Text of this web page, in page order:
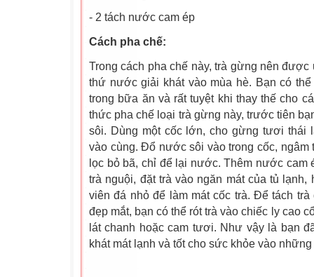
- 2 tách nước cam ép
Cách pha chế:
Trong cách pha chế này, trà gừng nên
thứ nước giải khát vào mùa hè. Bạn có
trong bữa ăn và rất tuyệt khi thay thế cho
thức pha chế loại trà gừng này, trước tiên
sôi. Dùng một cốc lớn, cho gừng tươi thái
vào cùng. Đổ nước sôi vào trong cốc, ngâm
lọc bỏ bã, chỉ để lại nước. Thêm nước cam
trà nguội, đặt trà vào ngăn mát của tủ lạnh,
viên đá nhỏ để làm mát cốc trà. Để tách
đẹp mắt, bạn có thể rót trà vào chiếc ly cao
lát chanh hoặc cam tươi. Như vậy là bạn
khát mát lạnh và tốt cho sức khỏe vào